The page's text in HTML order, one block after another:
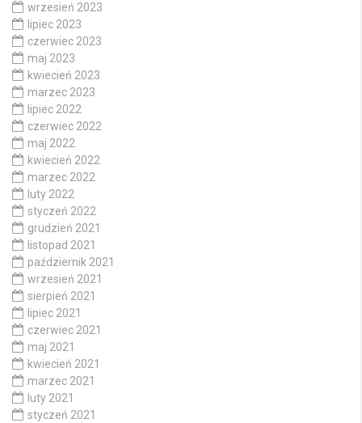
wrzesień 2023
lipiec 2023
czerwiec 2023
maj 2023
kwiecień 2023
marzec 2023
lipiec 2022
czerwiec 2022
maj 2022
kwiecień 2022
marzec 2022
luty 2022
styczeń 2022
grudzień 2021
listopad 2021
październik 2021
wrzesień 2021
sierpień 2021
lipiec 2021
czerwiec 2021
maj 2021
kwiecień 2021
marzec 2021
luty 2021
styczeń 2021